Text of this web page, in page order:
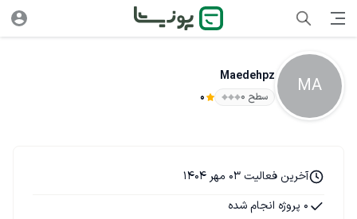
MA
Maedehpz
سطح ۰ 0
آخرین فعالیت 03 مهر 1404
0 پروژه انجام شده